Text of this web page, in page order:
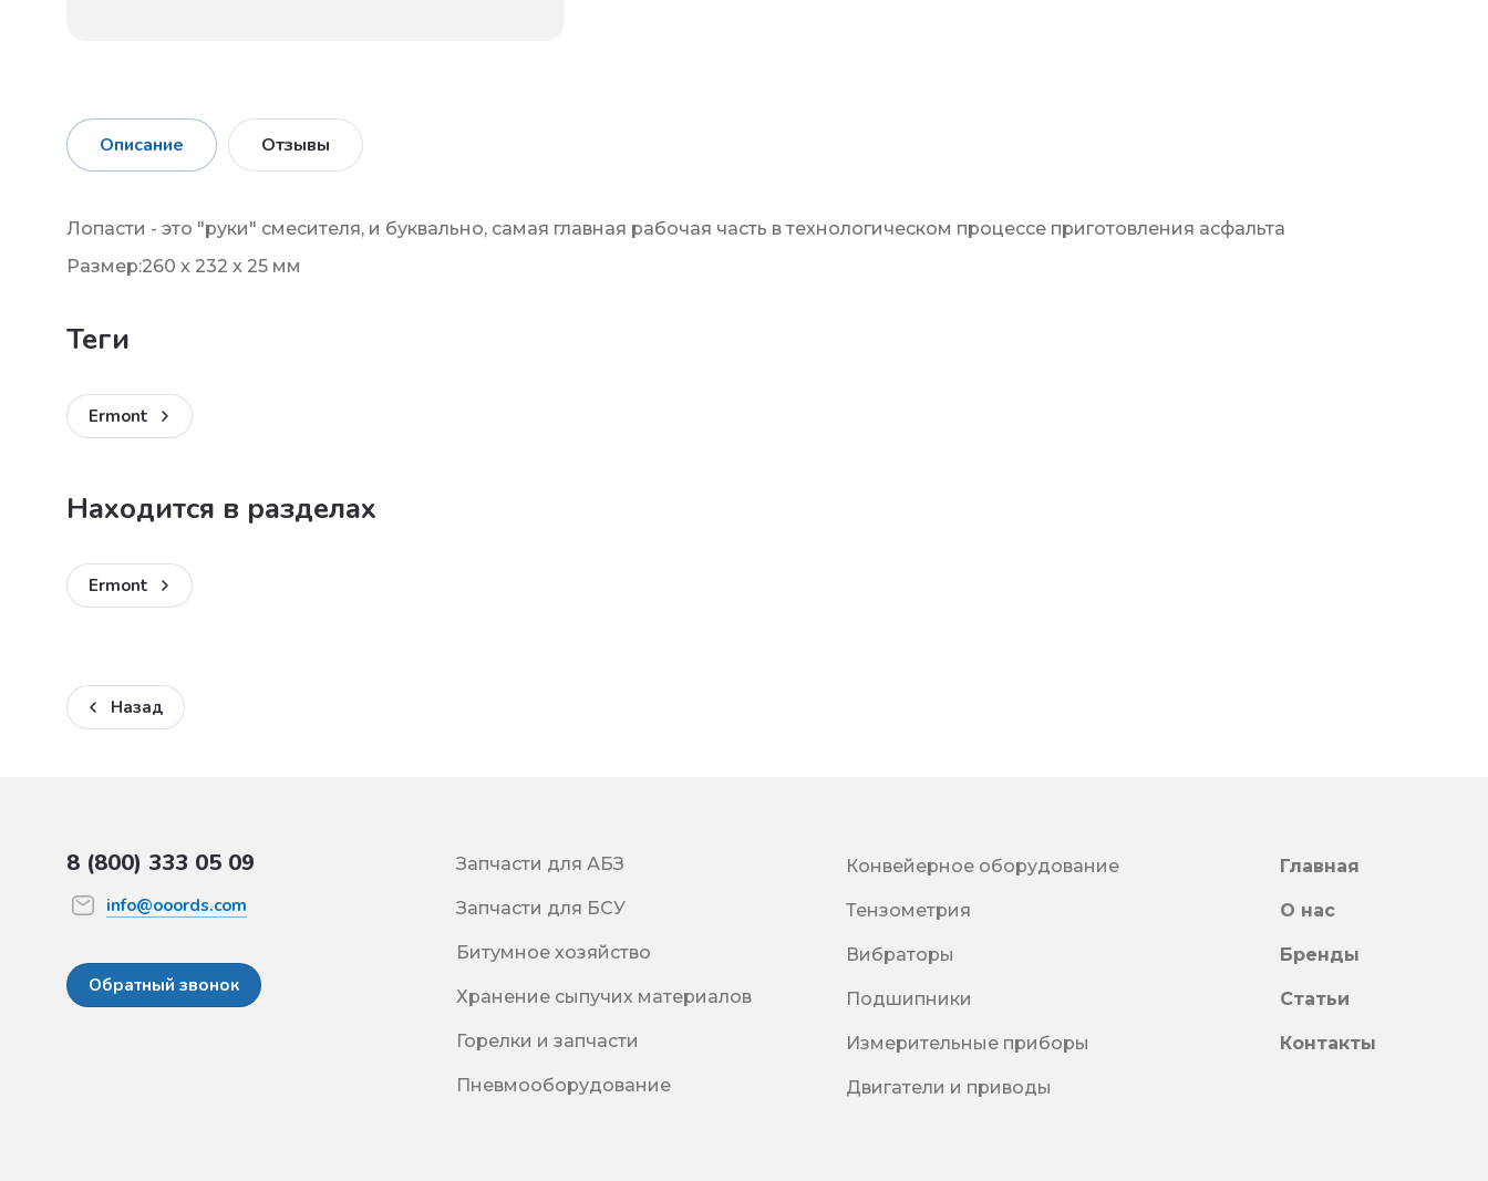
Описание Отзывы
Лопасти - это "руки" смесителя, и буквально, самая главная рабочая часть в технологическом процессе приготовления асфальта
Размер:260 x 232 x 25 мм
теги
Ermont
Находится в разделах
Ermont
Назад
8 (800) 333 05 09
info@ooords.com
Обратный звонок
Запчасти для АБЗ
Запчасти для БСУ
Битумное хозяйство
Хранение сыпучих материалов
Горелки и запчасти
Пневмооборудование
Конвейерное оборудование
Тензометрия
Вибраторы
Подшипники
Измерительные приборы
Двигатели и приводы
Главная
О нас
Бренды
Статьи
Контакты